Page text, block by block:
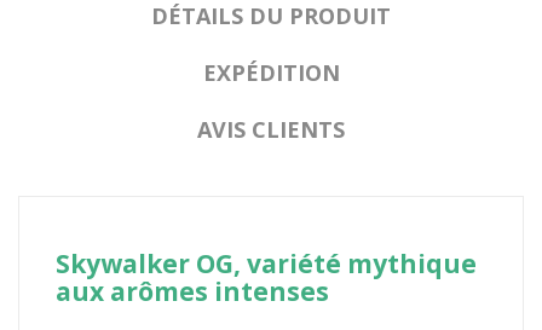
DÉTAILS DU PRODUIT
EXPÉDITION
AVIS CLIENTS
Skywalker OG, variété mythique
aux arômes intenses